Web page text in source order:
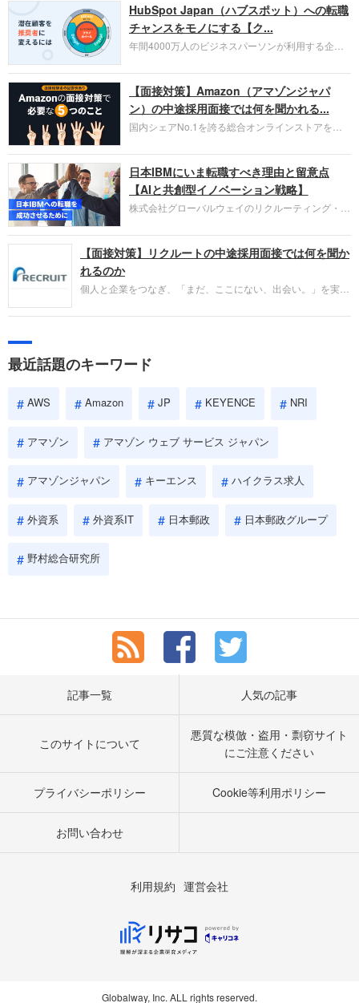
HubSpot Japan（ハブスポット）への転職
チャンスをモノにする【ク...
年間4000万人のビジネスパーソンが利用する企業
お勧めするイチオシ企業をご紹介します。今回はク
ラウド型CRMプラットフォームを提供する
HubSpot Japan（ハブスポット・ジャパン）株式会
社です。採用面接対策の企業研究にご活用くださ
い。
【面接対策】Amazon（アマゾンジャパ
ン）の中途採用面接では何を聞かれる...
国内シェアNo.1を誇る総合オンラインストアを運
圧倒的な存在感を持つAmazon。中途採用面接では
過去の具体的な業務成果やリーダーシップの発揮、
失敗からの学びが重視され、人間性やカルチャーフ
ィットも評価対象となり、長期的に成長できる仲間
であるかを多角的に審査されます。
日本IBMにいま転職すべき理由と留意点
【AIと共創型イノベーション戦略】
株式会社グローバルウェイのリクルーティング・パ
パーソンが利用する企業口コミサイト「キャリコ
ネ」の転職エージェントがお勧めするイチオシ企業
IBMです。採用面接対策の企業研究にご活用くださ
い。
【面接対策】リクルートの中途採用面接では何を聞か
れるのか
個人と企業をつなぎ、「まだ、ここにない、出会い。」を実現
やこれまでの成果を具体的に問われるほか、「人間性」も評価
しょう。
最近話題のキーワード
AWS Amazon JP KEYENCE NRI
アマゾン アマゾン ウェブ サービス ジャパン
アマゾンジャパン キーエンス ハイクラス求人
外資系 外資系IT 日本郵政 日本郵政グループ
野村総合研究所
記事一覧 人気の記事
このサイトについて
悪質な模倣・盗用・剽窃サイト
にご注意ください
プライバシーポリシー Cookie等利用ポリシー
お問い合わせ
利用規約 運営会社
Globalway, Inc. ALL rights reserved.